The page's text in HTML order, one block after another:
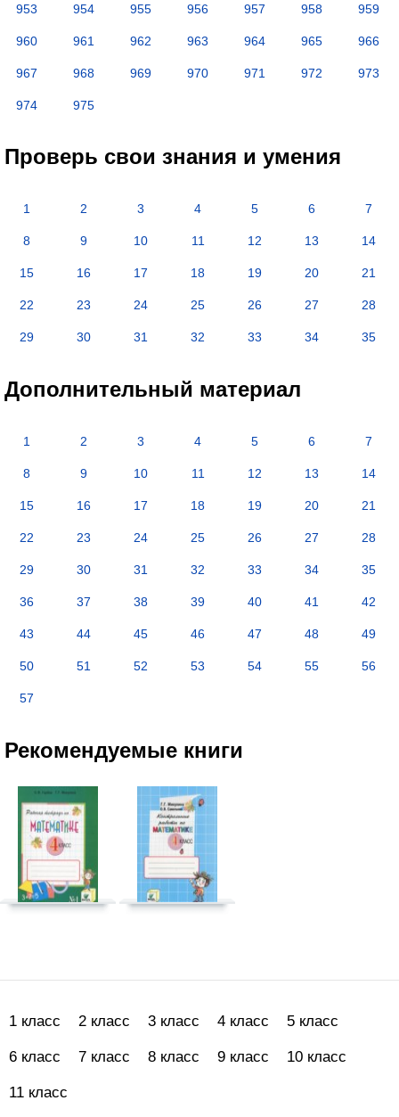
953 954 955 956 957 958 959
960 961 962 963 964 965 966
967 968 969 970 971 972 973
974 975
Проверь свои знания и умения
1 2 3 4 5 6 7
8 9 10 11 12 13 14
15 16 17 18 19 20 21
22 23 24 25 26 27 28
29 30 31 32 33 34 35
Дополнительный материал
1 2 3 4 5 6 7
8 9 10 11 12 13 14
15 16 17 18 19 20 21
22 23 24 25 26 27 28
29 30 31 32 33 34 35
36 37 38 39 40 41 42
43 44 45 46 47 48 49
50 51 52 53 54 55 56
57
Рекомендуемые книги
1 класс 2 класс 3 класс 4 класс 5 класс
6 класс 7 класс 8 класс 9 класс 10 класс
11 класс